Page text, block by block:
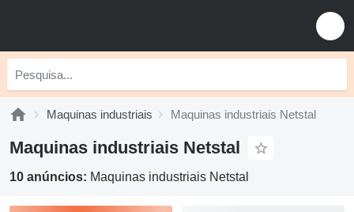
Maquinas industriais Maquinas industriais Netstal
Maquinas industriais Netstal
10 anúncios: Maquinas industriais Netstal